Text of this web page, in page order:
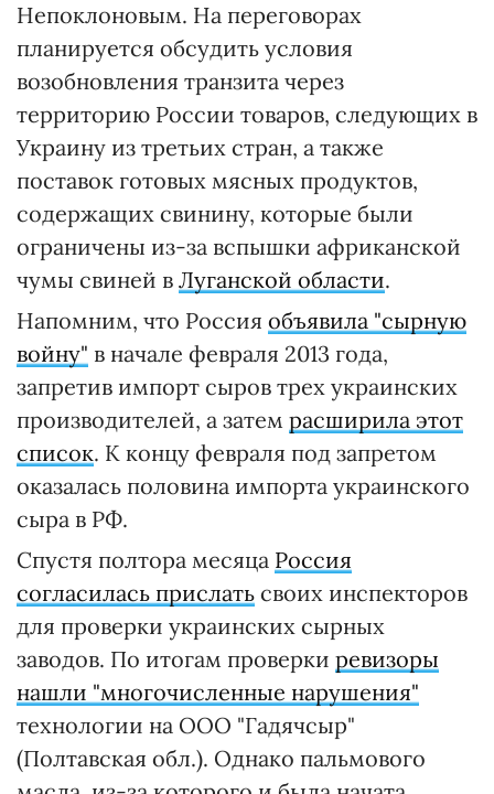
Непоклоновым. На переговорах
планируется обсудить условия
возобновления транзита через
территорию России товаров, следующих в
Украину из третьих стран, а также
поставок готовых мясных продуктов,
содержащих свинину, которые были
ограничены из-за вспышки африканской
чумы свиней в Луганской области.
Напомним, что Россия объявила "сырную
войну" в начале февраля 2013 года,
запретив импорт сыров трех украинских
производителей, а затем расширила этот
список. К концу февраля под запретом
оказалась половина импорта украинского
сыра в РФ.
Спустя полтора месяца Россия
согласилась прислать своих инспекторов
для проверки украинских сырных
заводов. По итогам проверки ревизоры
нашли "многочисленные нарушения"
технологии на ООО "Гадячсыр"
(Полтавская обл.). Однако пальмового